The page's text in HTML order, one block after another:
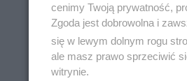
cenimy Twoją prywatność,
Zgoda jest dobrowolna i
się w lewym dolnym rogu
ale masz prawo sprzeciwić
witrynie.